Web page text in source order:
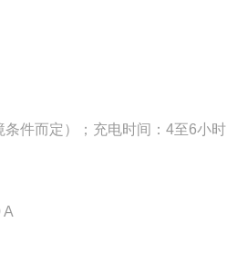
件而定）；充电时间：4至6小时
A